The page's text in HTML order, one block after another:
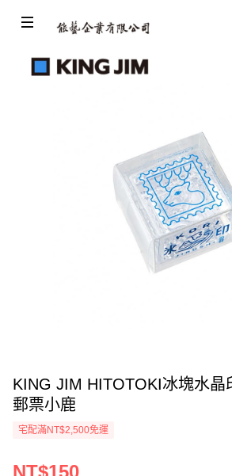
KING JIM HITOTOKI冰塊水晶
郵票小鹿
宅配滿NT$2,500免運
NT$150